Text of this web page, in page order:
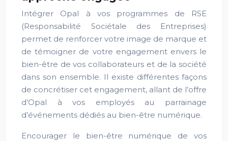
Intégrer Opal à vos programmes de RSE
(Responsabilité Sociétale des Entreprises)
permet de renforcer votre image de marque et
de témoigner de votre engagement envers le
bien-être de vos collaborateurs et de la société
dans son ensemble. Il existe différentes façons
de concrétiser cet engagement, allant de l’offre
d’Opal à vos employés au parrainage
d’événements dédiés au bien-être numérique.
Encourager le bien-être numérique de vos